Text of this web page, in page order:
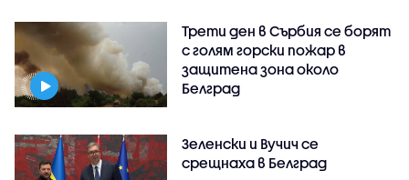
Трети ден в Сърбия се борят
с голям горски пожар в
защитена зона около
Белград
Зеленски и Вучич се
срещнаха в Белград